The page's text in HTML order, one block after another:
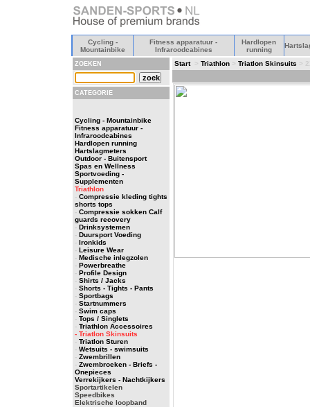
Cycling -
Mountainbike
Fitness apparatuur -
Infraroodcabines
Hardlopen
running
ZOEKEN
CATEGORIE
Cycling - Mountainbike
Fitness apparatuur -
Infraroodcabines
Hardlopen running
Hartslagmeters
Outdoor - Buitensport
Spas en Wellness
Sportvoeding -
Supplementen
Triathlon
- Compressie kleding tights
shorts tops
- Compressie sokken Calf
guards recovery
- Drinksystemen
- Duursport Voeding
- Ironkids
- Leisure Wear
- Medische inlegzolen
- Powerbreathe
- Profile Design
- Shirts / Jacks
- Shorts - Tights - Pants
- Sportbags
- Startnummers
- Swim caps
- Tops / Singlets
- Triathlon Accessoires
- Triatlon Skinsuits
- Triatlon Sturen
- Wetsuits - swimsuits
- Zwembrillen
- Zwembroeken - Briefs -
Onepieces
Verrekijkers - Nachtkijkers
Sportartikelen
Speedbikes
Elektrische loopband
Start> Triathlon > Triatlon Skinsuits >